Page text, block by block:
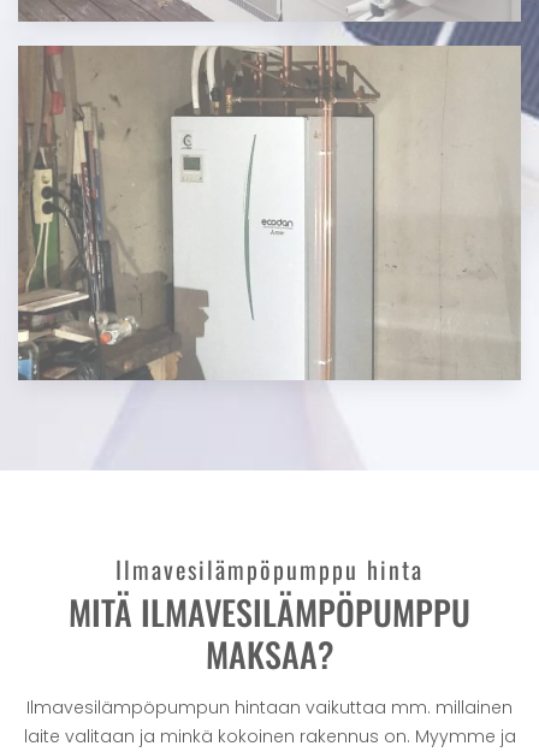
Ilmavesilämpöpumppu hinta
MITÄ ILMAVESILÄMPÖPUMPPU
MAKSAA?
Ilmavesilämpöpumpun hintaan vaikuttaa mm. millainen
laite valitaan ja minkä kokoinen rakennus on. Myymme ja